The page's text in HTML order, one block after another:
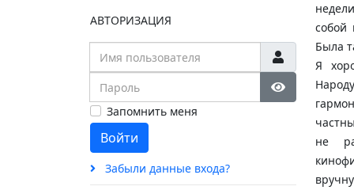
АВТОРИЗАЦИЯ
Имя пользователя
Пароль
Show
Запомнить меня
Войти
Забыли данные входа?
собой
Была
Я
не